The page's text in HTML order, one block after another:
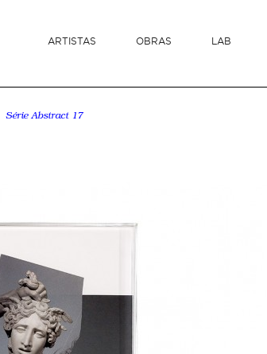
ARTISTAS OBRAS LAB
Série Abstract 17